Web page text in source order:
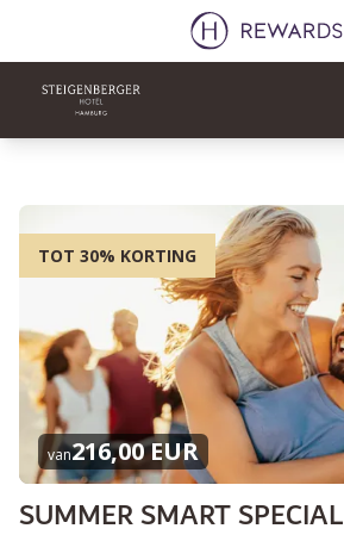
TOT 30% KORTING
van216,00 EUR
SUMMER SMART SPECIAL